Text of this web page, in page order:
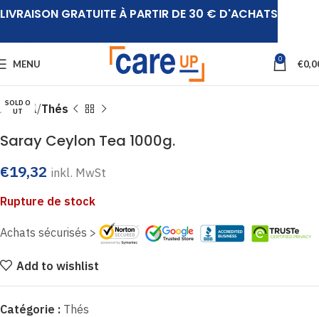
MENU 0 €
SOLD O
UT
Click to enlarge
Accueil Thés
Saray Ceylon Tea 1000g.
€19,32 inkl. MwSt
Rupture de stock
Achats sécurisés >
Add to wishlist
Catégorie : Thés
LIVRAISON GRATUITE À PARTIR DE 30 € D'ACHATS